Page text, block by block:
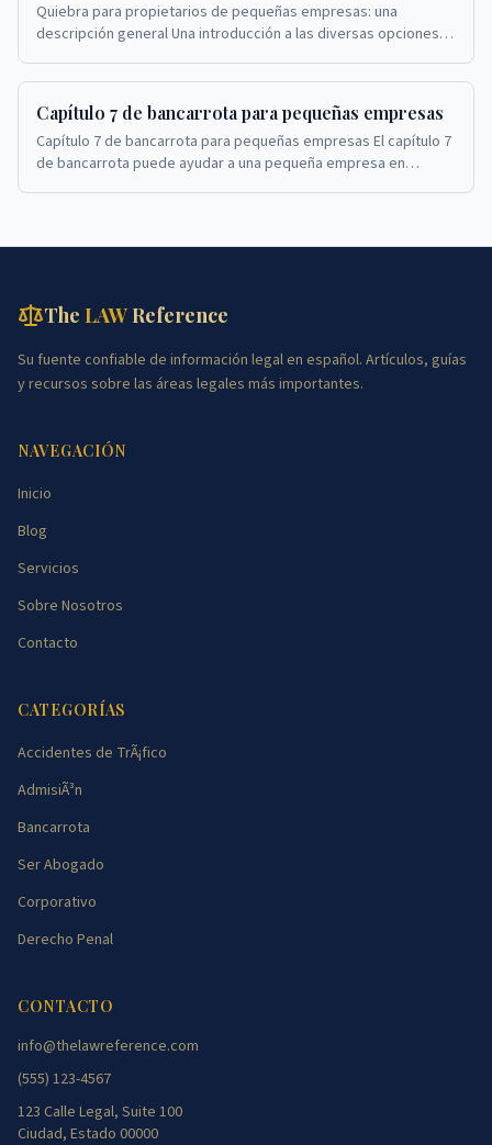
Quiebra para propietarios de pequeñas empresas: una
descripción general Una introducción a las diversas opciones
Capítulo 7 de bancarrota para pequeñas empresas
Capítulo 7 de bancarrota para pequeñas empresas El capítulo 7
de bancarrota puede ayudar a una pequeña empresa en
The LAWReference
Su fuente confiable de información legal en español. Artículos, guías
y recursos sobre las áreas legales más importantes.
NAVEGACIÓN
Inicio
Blog
Servicios
Sobre Nosotros
Contacto
CATEGORÍAS
Accidentes de TrÃ¡fico
AdmisiÃ³n
Bancarrota
Ser Abogado
Corporativo
Derecho Penal
CONTACTO
info@thelawreference.com
(555) 123-4567
123 Calle Legal, Suite 100
Ciudad, Estado 00000